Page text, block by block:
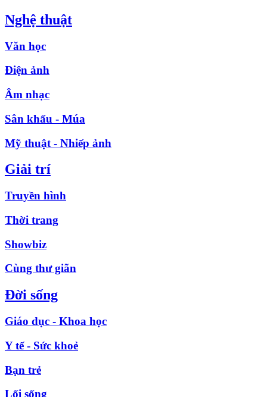
Nghệ thuật
Văn học
Điện ảnh
Âm nhạc
Sân khấu - Múa
Mỹ thuật - Nhiếp ảnh
Giải trí
Truyền hình
Thời trang
Showbiz
Cùng thư giãn
Đời sống
Giáo dục - Khoa học
Y tế - Sức khoẻ
Bạn trẻ
Lối sống